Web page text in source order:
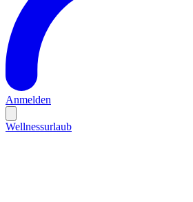
Anmelden
Wellnessurlaub